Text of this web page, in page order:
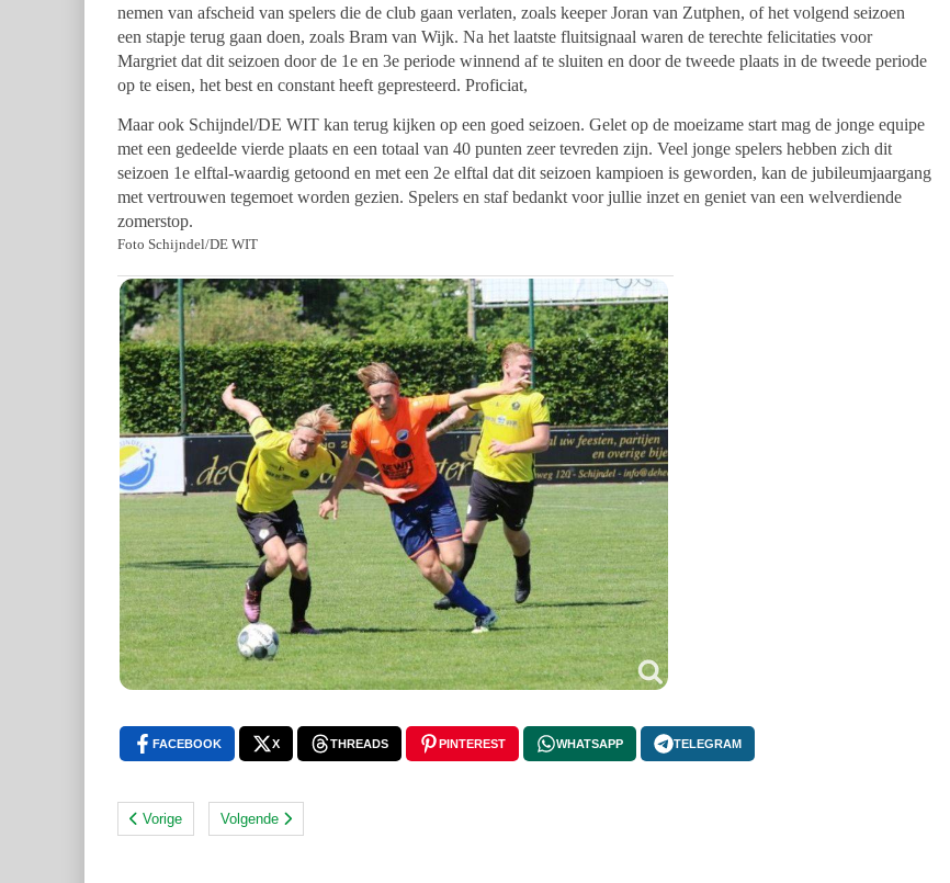
nemen van afscheid van spelers die de club gaan verlaten, zoals keeper Joran van Zutphen, of het volgend seizoen
een stapje terug gaan doen, zoals Bram van Wijk. Na het laatste fluitsignaal waren de terechte felicitaties voor
Margriet dat dit seizoen door de 1e en 3e periode winnend af te sluiten en door de tweede plaats in de tweede periode
op te eisen, het best en constant heeft gepresteerd. Proficiat,
Maar ook Schijndel/DE WIT kan terug kijken op een goed seizoen. Gelet op de moeizame start mag de jonge equipe
met een gedeelde vierde plaats en een totaal van 40 punten zeer tevreden zijn. Veel jonge spelers hebben zich dit
seizoen 1e elftal-waardig getoond en met een 2e elftal dat dit seizoen kampioen is geworden, kan de jubileumjaargang
met vertrouwen tegemoet worden gezien. Spelers en staf bedankt voor jullie inzet en geniet van een welverdiende
zomerstop.
Foto Schijndel/DE WIT
FACEBOOK X THREADS PINTEREST WHATSAPP TELEGRAM
Vorige Volgende